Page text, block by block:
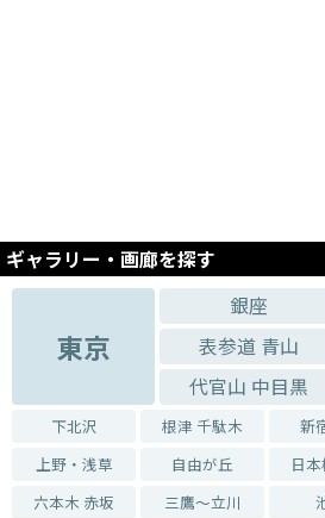
2015.09.18 - 2015.09.23
「隠れ家」ーアンネ・フランクに捧ぐー 赤池
2015.07.11 - 2015.07.20
高嶋英男個展【空壺の人】
【小倉充子型染展〜夏の絵羽きもの〜】
2015.04.04 - 2015.04.12
【鸚夢~おうむ~】動植物の世界・越智健仁展
ギャラリー・画廊を探す
東京
銀座
表参道 青山
代官山 中目黒
下北沢 根津 千駄木 新
上野・浅草
自由が丘 日
六本木 赤坂
三鷹～立川